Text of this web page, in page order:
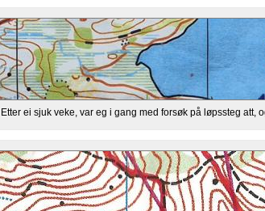
Etter ei sjuk veke, var eg i gang med forsøk på løpssteg att,